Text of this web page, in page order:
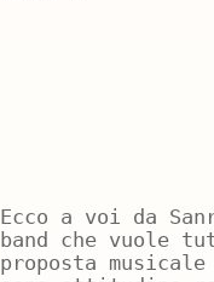
Ecco a voi da
band che vuole
proposta